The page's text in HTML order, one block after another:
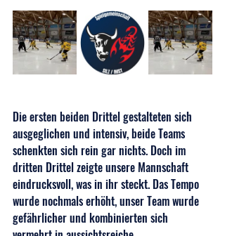
Die ersten beiden Drittel gestalteten sich
ausgeglichen und intensiv, beide Teams
schenkten sich rein gar nichts. Doch im
dritten Drittel zeigte unsere Mannschaft
eindrucksvoll, was in ihr steckt. Das Tempo
wurde nochmals erhöht, unser Team wurde
gefährlicher und kombinierten sich